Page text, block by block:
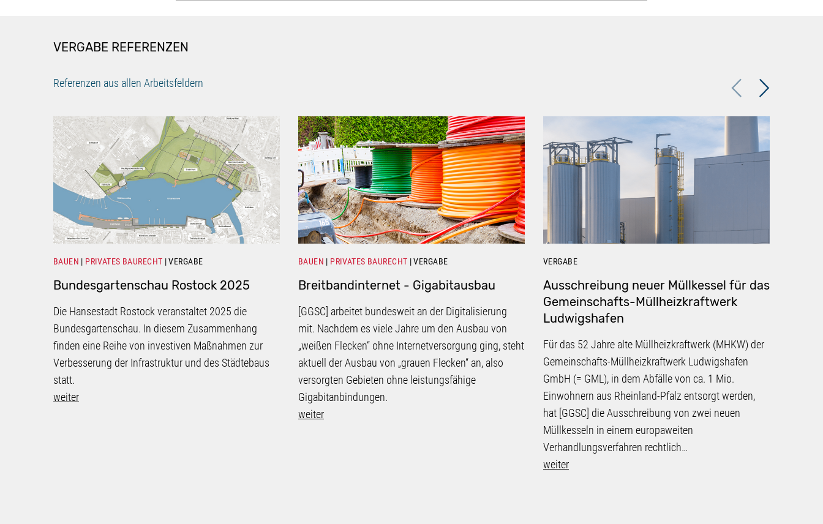
VERGABE REFERENZEN
Referenzen aus allen Arbeitsfeldern Previous
BAUEN PRIVATES BAURECHT VERGABE
Bundesgartenschau Rostock 2025
Die Hansestadt Rostock veranstaltet 2025 die
Bundesgartenschau. In diesem Zusammenhang
finden eine Reihe von investiven Maßnahmen zur
Verbesserung der Infrastruktur und des Städtebaus
statt.
weiter
BAUEN PRIVATES BAURECHT VERGABE
Breitbandinternet - Gigabitausbau
[GGSC] arbeitet bundesweit an der Digitalisierung
mit. Nachdem es viele Jahre um den Ausbau von
„weißen Flecken“ ohne Internetversorgung ging, steht
aktuell der Ausbau von „grauen Flecken“ an, also
versorgten Gebieten ohne leistungsfähige
Gigabitanbindungen.
weiter
VERGABE
Ausschreibung neuer Müllkessel für das
Gemeinschafts-Müllheizkraftwerk
Ludwigshafen
Für das 52 Jahre alte Müllheizkraftwerk (MHKW) der
Gemeinschafts-Müllheizkraftwerk Ludwigshafen
GmbH (= GML), in dem Abfälle von ca. 1 Mio.
Einwohnern aus Rheinland-Pfalz entsorgt werden,
hat [GGSC] die Ausschreibung von zwei neuen
Müllkesseln in einem europaweiten
Verhandlungsverfahren rechtlich…
weiter
Next